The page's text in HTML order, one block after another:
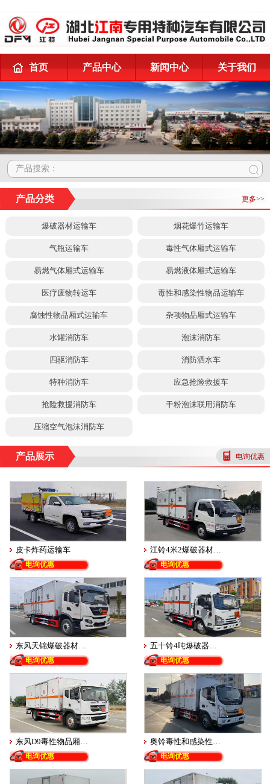
首页 产品中心 新闻中心 关于我们
产品搜索：
产品分类 更多>>
爆破器材运输车 烟花爆竹运输车
气瓶运输车 毒性气体厢式运输车
易燃气体厢式运输车 易燃液体厢式运输车
医疗废物转运车 毒性和感染性物品运输车
腐蚀性物品厢式运输车 杂项物品厢式运输车
水罐消防车 泡沫消防车
四驱消防车 消防洒水车
特种消防车 应急抢险救援车
抢险救援消防车 干粉泡沫联用消防车
压缩空气泡沫消防车
产品展示 电询优惠
皮卡炸药运输车
电询优惠
江铃4米2爆破器材…
电询优惠
东风天锦爆破器材…
电询优惠
五十铃4吨爆破器…
电询优惠
东风D9毒性物品厢…
电询优惠
奥铃毒性和感染性…
电询优惠